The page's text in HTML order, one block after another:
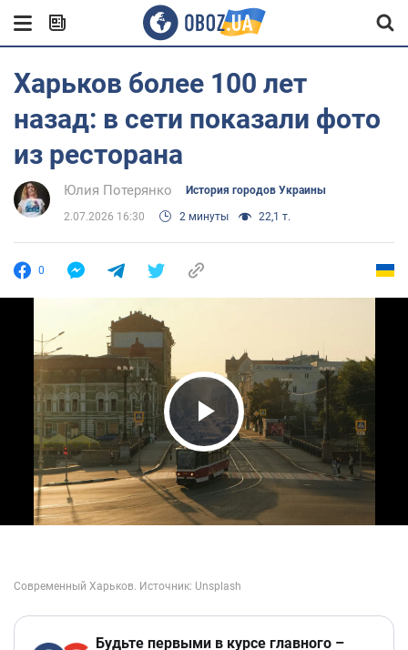
Харьков более 100 лет
назад: в сети показали фото
из ресторана
Юлия Потерянко История городов Украины
2.07.2026 16:30 2 минуты 22,1 т.
0
Play Video
Будьте первыми в курсе главного –